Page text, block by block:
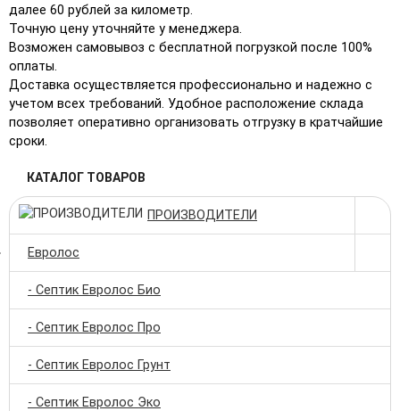
далее 60 рублей за километр.
Точную цену уточняйте у менеджера.
Возможен самовывоз с бесплатной погрузкой после 100%
оплаты.
Доставка осуществляется профессионально и надежно с
учетом всех требований. Удобное расположение склада
позволяет оперативно организовать отгрузку в кратчайшие
сроки.
КАТАЛОГ ТОВАРОВ
ПРОИЗВОДИТЕЛИ
Евролос
- Септик Евролос Био
- Септик Евролос Про
- Септик Евролос Грунт
- Септик Евролос Эко